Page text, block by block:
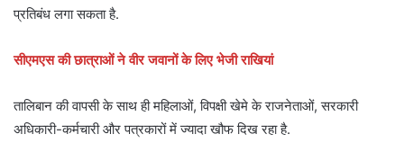
प्रतिबंध लगा सकता है.
सीएमएस की छात्राओं ने वीर जवानों के लिए भेजी राखियां
तालिबान की वापसी के साथ ही महिलाओं, विपक्षी खेमे के राजनेताओं, सरकारी
अधिकारी-कर्मचारी और पत्रकारों में ज्यादा खौफ दिख रहा है.